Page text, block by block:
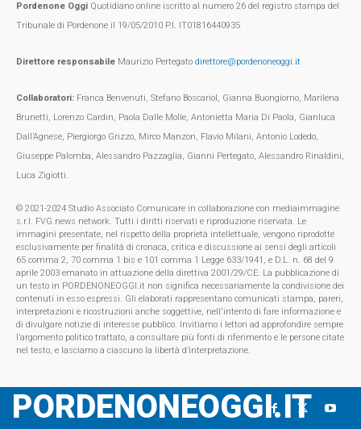
Pordenone Oggi Quotidiano online iscritto al numero 26 del registro stampa del
Tribunale di Pordenone il 19/05/2010 P.I. IT01816440935
Direttore responsabile Maurizio Pertegato direttore@pordenoneoggi.it
Collaboratori: Franca Benvenuti, Stefano Boscariol, Gianna Buongiorno, Marilena
Brunetti, Lorenzo Cardin, Paola Dalle Molle, Antonietta Maria Di Paola, Gianluca
Dall’Agnese, Piergiorgo Grizzo, Mirco Manzon, Flavio Milani, Antonio Lodedo,
Giuseppe Palomba, Alessandro Pazzaglia, Gianni Pertegato, Alessandro Rinaldini,
Luca Zigiotti.
© 2021-2024 Studio Associato Comunicare in collaborazione con mediaimmagine
s.r.l. FVG.news network. Tutti i diritti riservati e riproduzione riservata. Le
immagini presentate, nel rispetto della proprietà intellettuale, vengono riprodotte
esclusivamente per finalità di cronaca, critica e discussione ai sensi degli articoli
65 comma 2, 70 comma 1 bis e 101 comma 1 Legge 633/1941, e D.L. n. 68 del 9
aprile 2003 emanato in attuazione della direttiva 2001/29/CE. La pubblicazione di
un testo in PORDENONEOGGI.it non significa necessariamente la condivisione dei
contenuti in esso espressi. Gli elaborati rappresentano comunicati stampa, pareri,
interpretazioni e ricostruzioni anche soggettive, nell'intento di fare informazione e
di divulgare notizie di interesse pubblico. Invitiamo i lettori ad approfondire sempre
l’argomento politico trattato, a consultare più fonti di riferimento e le persone citate
nel testo, e lasciamo a ciascuno la libertà d’interpretazione.
PORDENONEOGGI.IT